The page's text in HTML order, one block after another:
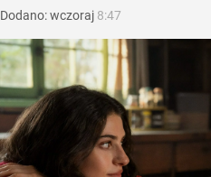
Dodano:wczoraj 8:47